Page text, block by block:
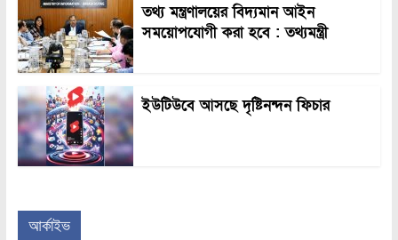
তথ্য মন্ত্রণালয়ের বিদ্যমান আইন
সময়োপযোগী করা হবে : তথ্যমন্ত্রী
ইউটিউবে আসছে দৃষ্টিনন্দন ফিচার
আর্কাইভ